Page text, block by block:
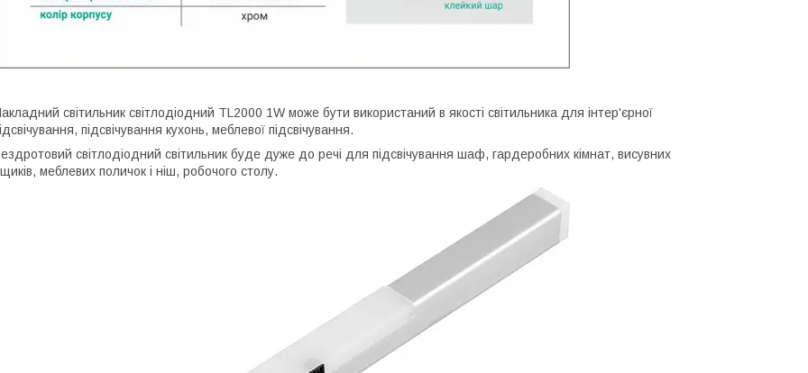
світильник світлодіодний TL2000 1W може бути використаний в якості світильника для інтер'єрної
підсвічування кухонь, меблевої підсвічування.
світлодіодний світильник буде дуже до речі для підсвічування шаф, гардеробних кімнат, висувних
меблевих поличок і ніш, робочого столу.